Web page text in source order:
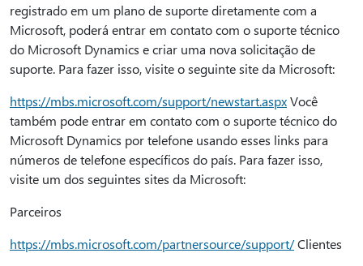
registrado em um plano de suporte diretamente com a
Microsoft, poderá entrar em contato com o suporte técnico
do Microsoft Dynamics e criar uma nova solicitação de
suporte. Para fazer isso, visite o seguinte site da Microsoft:
https://mbs.microsoft.com/support/newstart.aspxVocê
também pode entrar em contato com o suporte técnico do
Microsoft Dynamics por telefone usando esses links para
números de telefone específicos do país. Para fazer isso,
visite um dos seguintes sites da Microsoft:
Parceiros
https://mbs.microsoft.com/partnersource/support/Clientes